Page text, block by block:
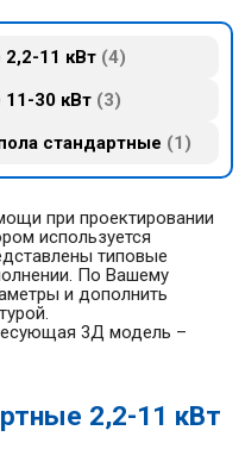
11 кВт 4
11-30 кВт
3
стандартные
1
при проектировании
используется
типовые
По Вашему
и дополнить
3Д модель –
2,2-11 кВт